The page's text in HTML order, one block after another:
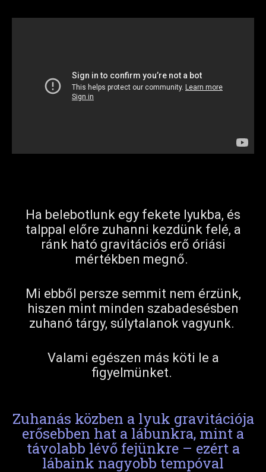
Ha belebotlunk egy fekete lyukba, és
talppal előre zuhanni kezdünk felé, a
ránk ható gravitációs erő óriási
mértékben megnő.
Mi ebből persze semmit nem érzünk,
hiszen mint minden szabadesésben
zuhanó tárgy, súlytalanok vagyunk.
Valami egészen más köti le a
figyelmünket.
Zuhanás közben a lyuk gravitációja
erősebben hat a lábunkra, mint a
távolabb lévő fejünkre – ezért a
lábaink nagyobb tempóval